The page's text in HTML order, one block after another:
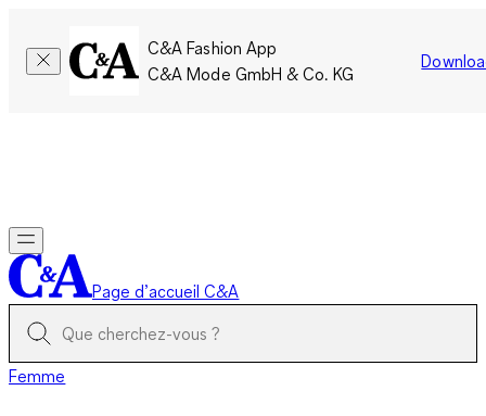
C&A Fashion App
C&A Mode GmbH & Co. KG
Page d’accueil C&A
Femme